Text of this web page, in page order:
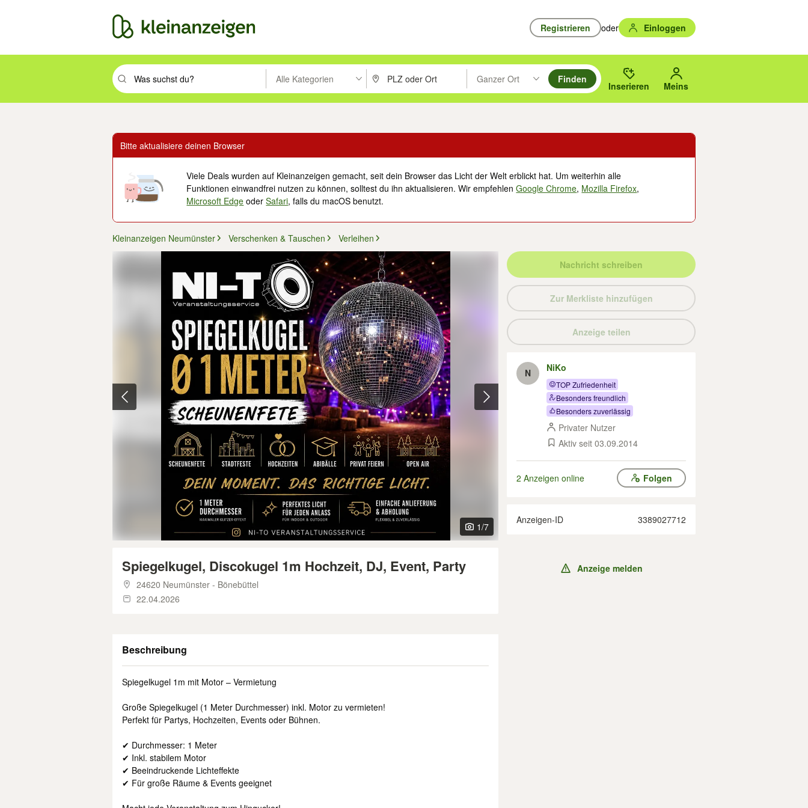
Registrieren oder Einloggen
Suchbegriff eingeben. Eingabetaste drücken um zu suchen, oder Vorschläge mit den Pfeiltasten nach oben/unten durchsuchen und mit Eingabetaste auswählen.
Alle Kategorien PLZ oder Ort eingeben. Eingabetaste drücken um zu suchen, oder Vorschläge mit den Pfeiltasten nach oben/
Ganzer Ort
Suche im Umkreis des gewählten Orts oder PLZ.
Finden
Inserieren Meins
Bitte aktualisiere deinen Browser
Viele Deals wurden auf Kleinanzeigen gemacht, seit dein Browser das Licht der Welt erblickt hat. Um weiterhin alle
Funktionen einwandfrei nutzen zu können, solltest du ihn aktualisieren. Wir empfehlenGoogle Chrome, Mozilla Firefox,
Microsoft Edge oderSafari, falls du macOS benutzt.
Kleinanzeigen Neumünster Verschenken & Tauschen Verleihen
1/7
Spiegelkugel, Discokugel 1m Hochzeit, DJ, Event, Party
24620 Neumünster - Bönebüttel
22.04.2026
Beschreibung
Spiegelkugel 1m mit Motor – Vermietung
Große Spiegelkugel (1 Meter Durchmesser) inkl. Motor zu vermieten!
Perfekt für Partys, Hochzeiten, Events oder Bühnen.
✔ Durchmesser: 1 Meter
✔ Inkl. stabilem Motor
✔ Beeindruckende Lichteffekte
✔ Für große Räume & Events geeignet
Nachricht schreiben
Zur Merkliste hinzufügen
Anzeige teilen
N NiKo
TOP Zufriedenheit
Besonders freundlich
Besonders zuverlässig
Privater Nutzer
Aktiv seit 03.09.2014
2 Anzeigen online Folgen
Anzeigen-ID 3389027712
Anzeige melden